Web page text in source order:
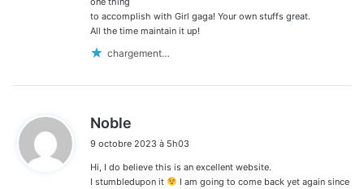
to accomplish with Girl gaga! Your own stuffs great.
All the time maintain it up!
chargement…
Noble
t
:
9 octobre 2023 à 5h03
Hi, I do believe this is an excellent website.
I stumbledupon it
I am going to come back yet again since